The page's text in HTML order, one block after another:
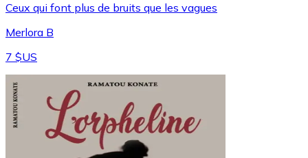
Ceux qui font plus de bruits que les vagues
Merlora B
7 $US